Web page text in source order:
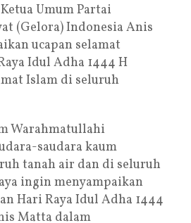
Umum Partai
(Gelora) Indonesia Anis
ucapan selamat
Idul Adha 1444 H
Islam di seluruh
Warahmatullahi
saudara kaum
tanah air dan di seluruh
ingin menyampaikan
Hari Raya Idul Adha 1444
Matta dalam